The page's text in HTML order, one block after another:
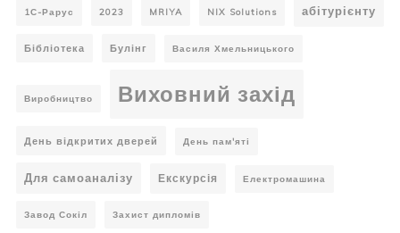
1С-Рарус 2023 MRIYA NIX Solutions абітурієнту
Бібліотека Булінг Василя Хмельницького
Виробництво Виховний захід
День відкритих дверей День пам'яті
Для самоаналізу Екскурсія Електромашина
Завод Сокіл Захист дипломів